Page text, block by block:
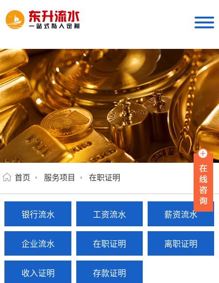
首页 服务项目 在职证明
银行流水 工资流水 薪资流水
企业流水 在职证明 离职证明
收入证明 存款证明